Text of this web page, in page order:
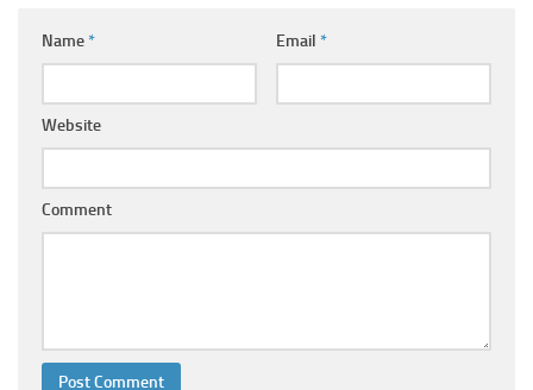
Ayurvedic Centres
Online Consultation
Name* Email *
Website
Comment